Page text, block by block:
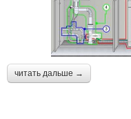
читать дальше →